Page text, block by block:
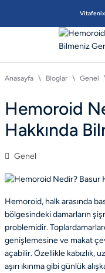
Vitafenix
Anasayfa Bloglar Genel
Hemoroid
Hakkında
Genel
Hemoroid, halk arasında
bölgesindeki damarların
problemidir.
genişlemesine ve makat
açabilir. Özellikle kabızlık,
aşırı ıkınma gibi günlük